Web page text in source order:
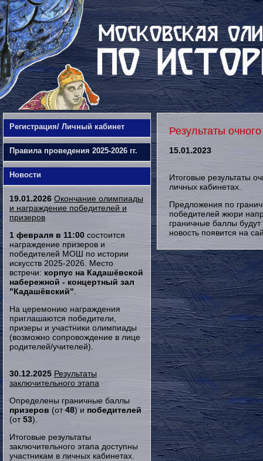
Регистрация/ Личный кабинет
Правила проведения 2025-2026 гг.
Новости
19.01.2026 Окончание олимпиады
и награждение победителей и
призеров
1 февраля в 11:00 состоится
награждение призеров и
победителей МОШ по истории
искусств 2025-2026. Место
встречи: корпус на Кадашёвской
набережной - концертный зал
"Кадашёвский"
На церемонию награждения
приглашаются победители,
призеры и участники олимпиады
(возможно сопровождение в лице
родителей/учителей).
30.12.2025 Результаты
заключительного этапа
Определены граничные баллы
призеров (от48) и победителей
(от53).
Итоговые результаты
заключительного этапа доступны
участникам в личных кабинетах.
Результаты
15.01.2023
Итоговые результаты
личных кабинетах.
Предложения по
победителей жюри
граничные баллы
новость появится на